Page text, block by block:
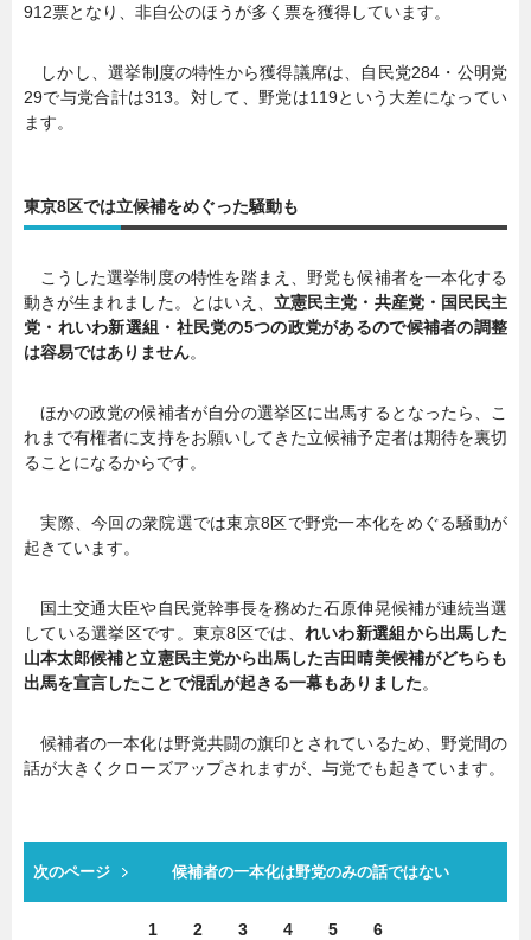
912票となり、非自公のほうが多く票を獲得しています。
しかし、選挙制度の特性から獲得議席は、自民党284・公明党
29で与党合計は313。対して、野党は119という大差になってい
ます。
東京8区では立候補をめぐった騒動も
こうした選挙制度の特性を踏まえ、野党も候補者を一本化する
動きが生まれました。とはいえ、立憲民主党・共産党・国民民主
党・れいわ新選組・社民党の5つの政党があるので候補者の調整
は容易ではありません。
ほかの政党の候補者が自分の選挙区に出馬するとなったら、こ
れまで有権者に支持をお願いしてきた立候補予定者は期待を裏切
ることになるからです。
実際、今回の衆院選では東京8区で野党一本化をめぐる騒動が
起きています。
国土交通大臣や自民党幹事長を務めた石原伸晃候補が連続当選
している選挙区です。東京8区では、 れいわ新選組から出馬した
山本太郎候補と立憲民主党から出馬した吉田晴美候補がどちらも
出馬を宣言したことで混乱が起きる一幕もありました。
候補者の一本化は野党共闘の旗印とされているため、野党間の
話が大きくクローズアップされますが、与党でも起きています。
次のページ 候補者の一本化は野党のみの話ではない
1 2 3 4 5 6